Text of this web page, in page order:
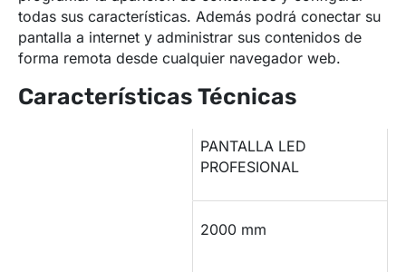
todas sus características. Además podrá conectar su
pantalla a internet y administrar sus contenidos de
forma remota desde cualquier navegador web.
Características Técnicas
PANTALLA LED
PROFESIONAL
2000 mm